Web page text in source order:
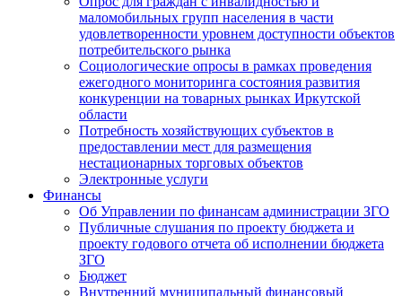
маломобильных групп населения в части
удовлетворенности уровнем доступности объектов
потребительского рынка
Социологические опросы в рамках проведения
ежегодного мониторинга состояния развития
конкуренции на товарных рынках Иркутской
области
Потребность хозяйствующих субъектов в
предоставлении мест для размещения
нестационарных торговых объектов
Электронные услуги
Финансы
Об Управлении по финансам администрации ЗГО
Публичные слушания по проекту бюджета и
проекту годового отчета об исполнении бюджета
ЗГО
Бюджет
Внутренний муниципальный финансовый